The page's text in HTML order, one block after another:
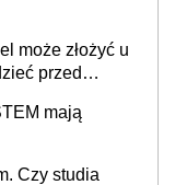
może złożyć u
przed
mają
Czy studia